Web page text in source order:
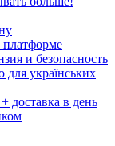
платформе
и безопасность
для українських
доставка в день